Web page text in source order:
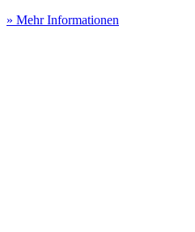
» Mehr Informationen